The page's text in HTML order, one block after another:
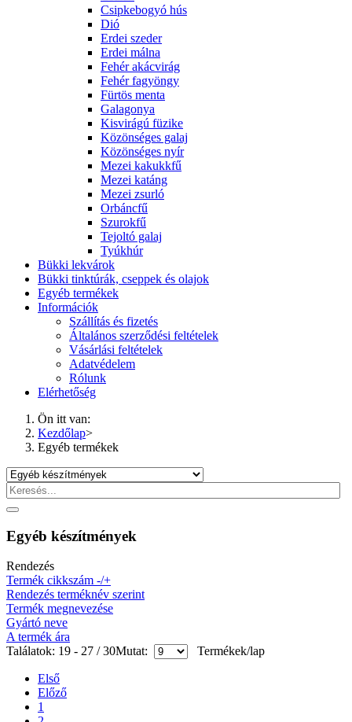
Csipkebogyó hús
Dió
Erdei szeder
Erdei málna
Fehér akácvirág
Fehér fagyöngy
Fürtös menta
Galagonya
Kisvirágú füzike
Közönséges galaj
Közönséges nyír
Mezei kakukkfű
Mezei katáng
Mezei zsurló
Orbáncfű
Szurokfű
Tejoltó galaj
Tyúkhúr
Bükki lekvárok
Bükki tinktúrák, cseppek és olajok
Egyéb termékek
Információk
Szállítás és fizetés
Általános szerződési feltételek
Vásárlási feltételek
Adatvédelem
Rólunk
Elérhetőség
Ön itt van:
Kezdőlap>
Egyéb termékek
Egyéb készítmények
Rendezés
Termék cikkszám -/+
Rendezés terméknév szerint
Termék megnevezése
Gyártó neve
A termék ára
Találatok: 19 - 27 / 30Mutat: Termékek/lap
Első
Előző
1